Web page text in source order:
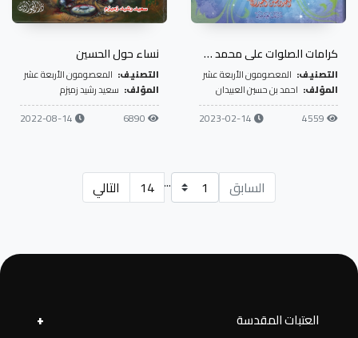
كرامات الصلوات على محمد وآله
التصنيف: المعصومون الأربعة عشر
المؤلف: احمد بن حسين العبيدان
4559
2023-02-14
نساء حول الحسين
التصنيف: المعصومون الأربعة عشر
المؤلف: سعيد رشيد زميزم
6890
2022-08-14
السابق ...
14 التالي
العتبات المقدسة